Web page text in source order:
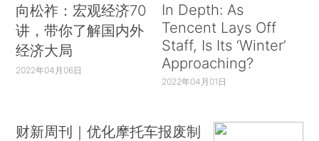
向松祚：宏观经济70
讲，带你了解国内外
经济大局
2022年04月06日
In Depth: As
Tencent Lays Off
Staff, Is Its ‘Winter’
Approaching?
2022年04月01日
财新周刊｜优化摩托车报废制